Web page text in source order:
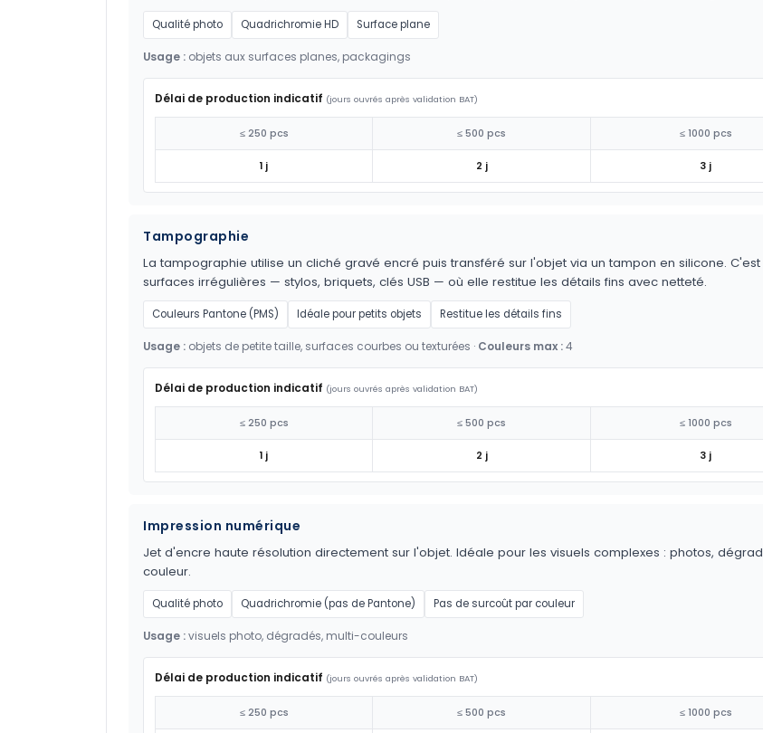
Qualité photo Quadrichromie HD Surface plane
Usage : objets aux surfaces planes, packagings
Délai de production indicatif (jours ouvrés après validation BAT)
≤ 250 pcs ≤ 500 pcs ≤ 1000 pcs
1 j 2 j 3 j
Tampographie
La tampographie utilise un cliché gravé encré puis transféré sur l'objet via un tampon en silicone.
surfaces irrégulières — stylos, briquets, clés USB — où elle restitue les détails fins avec netteté.
Couleurs Pantone (PMS) Idéale pour petits objets Restitue les détails fins
Usage : objets de petite taille, surfaces courbes ou texturées · Couleurs max :4
Délai de production indicatif (jours ouvrés après validation BAT)
≤ 250 pcs ≤ 500 pcs ≤ 1000 pcs
1 j 2 j 3 j
Impression numérique
Jet d'encre haute résolution directement sur l'objet. Idéale pour les visuels complexes : photos,
couleur.
Qualité photo Quadrichromie (pas de Pantone) Pas de surcoût par couleur
Usage :visuels photo, dégradés, multi-couleurs
Délai de production indicatif (jours ouvrés après validation BAT)
≤ 250 pcs ≤ 500 pcs ≤ 1000 pcs